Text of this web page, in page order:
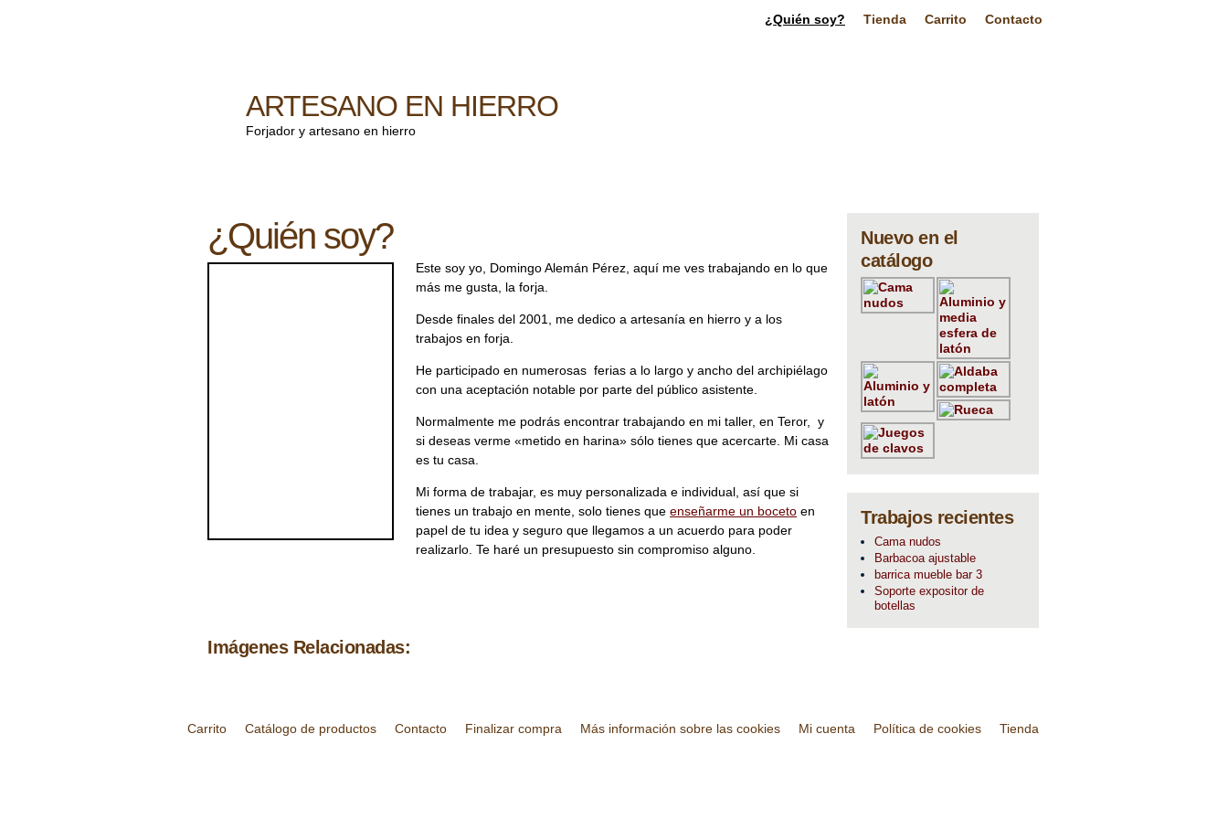
¿Quién soy? Tienda Carrito Contacto
ARTESANO EN HIERRO
Forjador y artesano en hierro
¿Quién soy?
Este soy yo, Domingo Alemán Pérez, aquí me ves trabajando en lo que
más me gusta, la forja.
Desde finales del 2001, me dedico a artesanía en hierro y a los
trabajos en forja.
He participado en numerosas ferias a lo largo y ancho del archipiélago
con una aceptación notable por parte del público asistente.
Normalmente me podrás encontrar trabajando en mi taller, en Teror, y
si deseas verme «metido en harina» sólo tienes que acercarte. Mi casa
es tu casa.
Mi forma de trabajar, es muy personalizada e individual, así que si
tienes un trabajo en mente, solo tienes que enseñarme un boceto en
papel de tu idea y seguro que llegamos a un acuerdo para poder
realizarlo. Te haré un presupuesto sin compromiso alguno.
Imágenes Relacionadas:
Nuevo en el
catálogo
Trabajos recientes
Cama nudos
Barbacoa ajustable
barrica mueble bar 3
Soporte expositor de
botellas
Carrito Catálogo de productos Contacto Finalizar compra Más información sobre las cookies Mi cuenta Política de cookies Tienda